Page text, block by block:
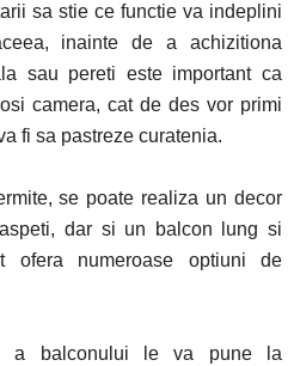
sa stie ce functie va indeplini
inainte de a achizitiona
sau pereti este important ca
camera, cat de des vor primi
fi sa pastreze curatenia.
se poate realiza un decor
dar si un balcon lung si
numeroase optiuni de
a balconului le va pune la